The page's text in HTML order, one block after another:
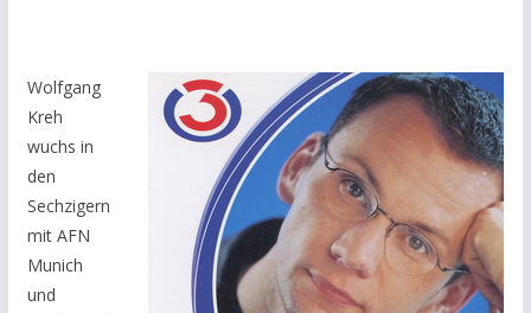
Wolfgang
Kreh
wuchs in
den
Sechzigern
mit AFN
Munich
und